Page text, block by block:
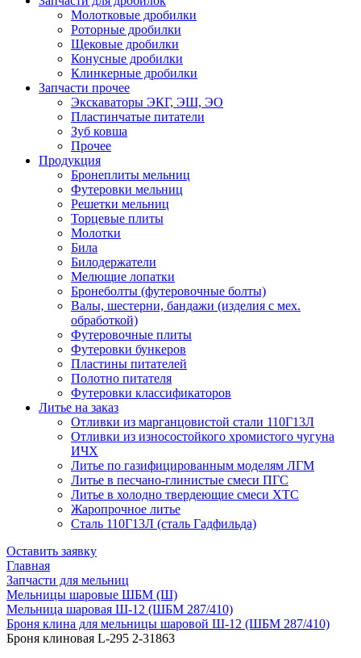
Молотковые дробилки
Роторные дробилки
Щековые дробилки
Конусные дробилки
Клинкерные дробилки
Запчасти прочее
Экскаваторы ЭКГ, ЭШ, ЭО
Пластинчатые питатели
Зуб ковша
Прочее
Продукция
Бронеплиты мельниц
Футеровки мельниц
Решетки мельниц
Торцевые плиты
Молотки
Била
Билодержатели
Мелющие лопатки
Бронеболты (футеровочные болты)
Валы, шестерни, бандажи (изделия с мех.
обработкой)
Футеровочные плиты
Футеровки бункеров
Пластины питателей
Полотно питателя
Футеровки классификаторов
Литье на заказ
Отливки из марганцовистой стали 110Г13Л
Отливки из износостойкого хромистого чугуна
ИЧХ
Литье по газифицированным моделям ЛГМ
Литье в песчано-глинистые смеси ПГС
Литье в холодно твердеющие смеси ХТС
Жаропрочное литье
Сталь 110Г13Л (сталь Гадфильда)
Оставить заявку
Главная
Запчасти для мельниц
Мельницы шаровые ШБМ (Ш)
Мельница шаровая Ш-12 (ШБМ 287/410)
Броня клина для мельницы шаровой Ш-12 (ШБМ 287/410)
Броня клиновая L-295 2-31863